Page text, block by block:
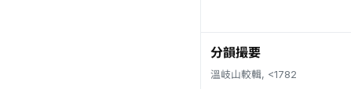
分韻撮要
溫岐山較輯, <1782